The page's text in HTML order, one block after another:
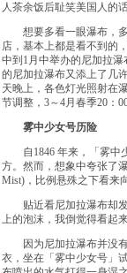
人茶余饭后耻笑美国人的
想要多看一眼瀑布，多
店，基本上都是看不到的
中到1月中举办的尼加拉瀑
的尼加拉瀑布又添上了几
天晚上，各色灯光照射在
节调整，3～4月春季20：
雾中少女号历险
自1846 年来，「雾中少
方。然而，想象中夸张了
Mist)，比例悬殊之下看来
贴近看尼加拉瀑布却发
上的泡沫，我倒觉得看起
因为尼加拉瀑布并没有
衣，坐在「雾中少女号」